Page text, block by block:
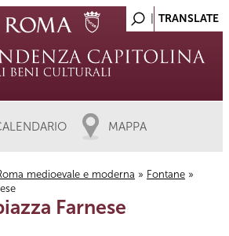
MAPPA
medioevale e moderna » Fontane »
Farnese